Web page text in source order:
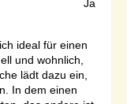
Ja
ideal für einen
und wohnlich,
lädt dazu ein,
In dem einen